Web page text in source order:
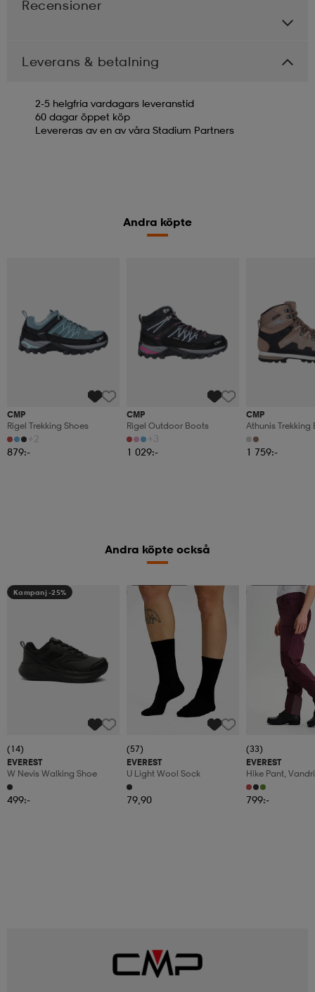
Recensioner
Leverans & betalning
2-5 helgfria vardagars leveranstid
60 dagar öppet köp
Levereras av en av våra Stadium Partners
Andra köpte
CMP
Rigel Trekking Shoes
+2
879:-
CMP
Rigel Outdoor Boots
+3
1 029:-
CMP
Athunis Trekking
1 759:-
Andra köpte också
Kampanj -25%
(14)
EVEREST
W Nevis Walking Shoe
499:-
Kampanj -25%
(57)
EVEREST
U Light Wool Sock
79,90
Kampanj -25%
(33)
EVEREST
Hike Pant,
Dam
799:-